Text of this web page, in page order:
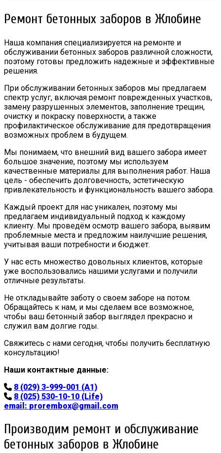
Ремонт бетонных заборов в Жлобине
Наша компания специализируется на ремонте и
обслуживании бетонных заборов различной сложности,
поэтому готовы предложить надежные и эффективные
решения.
При обслуживании бетонных заборов мы предлагаем
спектр услуг, включая ремонт поврежденных участков,
замену разрушенных элементов, заполнение трещин,
очистку и покраску поверхности, а также
профилактическое обслуживание для предотвращения
возможных проблем в будущем.
Мы понимаем, что внешний вид вашего забора имеет
большое значение, поэтому мы используем
качественные материалы для выполнения работ. Наша
цель - обеспечить долговечность, эстетическую
привлекательность и функциональность вашего забора.
Каждый проект для нас уникален, поэтому мы
предлагаем индивидуальный подход к каждому
клиенту. Мы проведём осмотр вашего забора, выявим
проблемные места и предложим наилучшие решения,
учитывая ваши потребности и бюджет.
У нас есть множество довольных клиентов, которые
уже воспользовались нашими услугами и получили
отличные результаты.
Не откладывайте заботу о своем заборе на потом.
Обращайтесь к нам, и мы сделаем все возможное,
чтобы ваш бетонный забор выглядел прекрасно и
служил вам долгие годы.
Свяжитесь с нами сегодня, чтобы получить бесплатную
консультацию!
Наши контактные данные:
8 (029) 3-999-001 (A1)
8 (025) 530-10-10 (Life)
email: prorembox@gmail.com
Производим ремонт и обслуживание
бетонных заборов в Жлобине